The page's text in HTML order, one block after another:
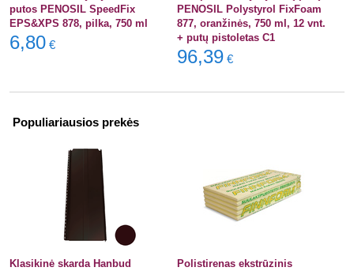
putos PENOSIL SpeedFix
EPS&XPS 878, pilka, 750 ml
6,80 €
PENOSIL Polystyrol FixFoam
877, oranžinės, 750 ml, 12 vnt.
+ putų pistoletas C1
96,39 €
Populiariausios prekės
Klasikinė skarda Hanbud
Polistirenas ekstrūzinis